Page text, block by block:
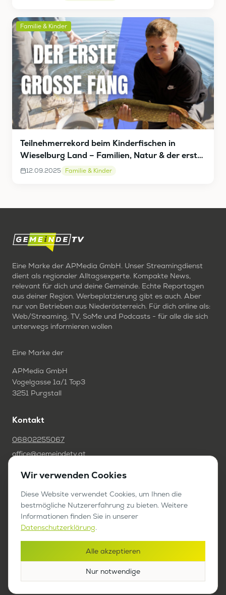
Familie & Kinder
Teilnehmerrekord beim Kinderfischen in
Wieselburg Land – Familien, Natur & der erste
große Fang
12.09.2025 Familie & Kinder
Eine Marke der APMedia GmbH. Unser Streamingdienst
dient als regionaler Alltagsexperte. Kompakte News,
relevant für dich und deine Gemeinde. Echte Reportagen
aus deiner Region. Werbeplatzierung gibt es auch. Aber
nur von Betrieben aus Niederösterreich. Für dich online als:
Web/Streaming, TV, SoMe und Podcasts - für alle die sich
unterwegs informieren wollen
Eine Marke der
APMedia GmbH
Vogelgasse 1a/1 Top3
3251 Purgstall
Kontakt
06802255067
office@gemeindetv.at
FAQ
IMPRESSUM
DATENSCHUTZ
Werben auf GemeindeTV
Wir verwenden Cookies
Diese Website verwendet Cookies, um Ihnen die
bestmögliche Nutzererfahrung zu bieten. Weitere
Informationen finden Sie in unserer
Datenschutzerklärung.
Alle akzeptieren
Nur notwendige